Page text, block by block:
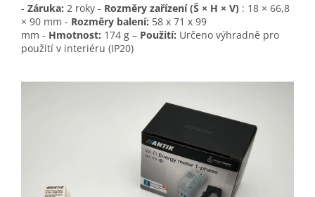
- Záruka: 2 roky - Rozměry zařízení (Š × H × V) : 18 × 66,8
× 90 mm - Rozměry balení: 58 x 71 x 99
mm - Hmotnost: 174 g – Použití: Určeno výhradně pro
použití v interiéru (IP20)